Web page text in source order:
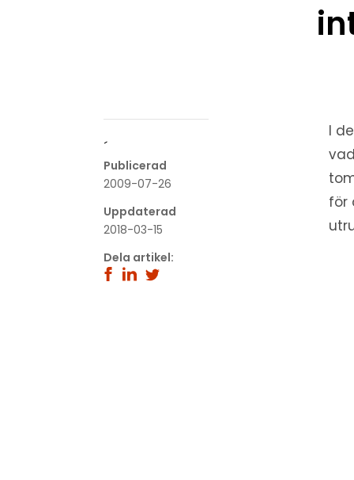
´
Publicerad
2009-07-26
Uppdaterad
2018-03-15
Dela artikel:
I
för